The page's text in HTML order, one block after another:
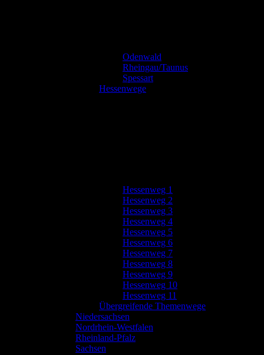
Odenwald
Rheingau/Taunus
Spessart
Hessenwege
Hessenweg 1
Hessenweg 2
Hessenweg 3
Hessenweg 4
Hessenweg 5
Hessenweg 6
Hessenweg 7
Hessenweg 8
Hessenweg 9
Hessenweg 10
Hessenweg 11
Übergreifende Themenwege
Niedersachsen
Nordrhein-Westfalen
Rheinland-Pfalz
Sachsen